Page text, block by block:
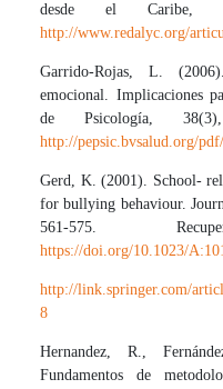
desde el Caribe,
http://www.redalyc.org/
Garrido-Rojas, L.
emocional. Implicaciones
de Psicología,
http://pepsic.bvsalud.org/
Gerd, K. (2001). School-
for bullying behaviour.
561-575.
https://doi.org/10.1023/
http://link.springer.com/
8
Hernandez, R.,
Fundamentos de